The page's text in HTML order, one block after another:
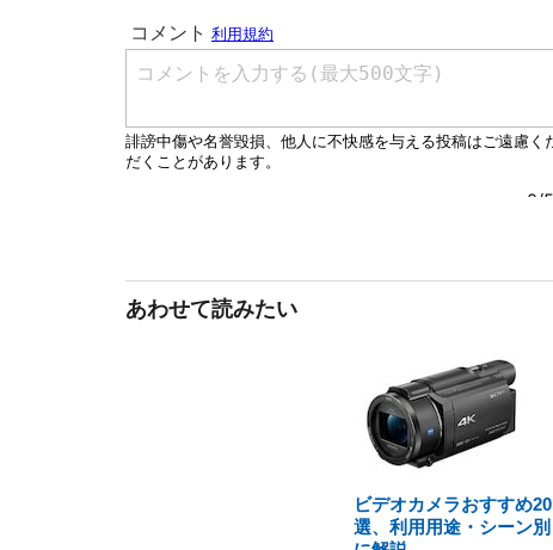
あわせて読みたい
ビデオカメラおすすめ20
選、利用用途・シーン別